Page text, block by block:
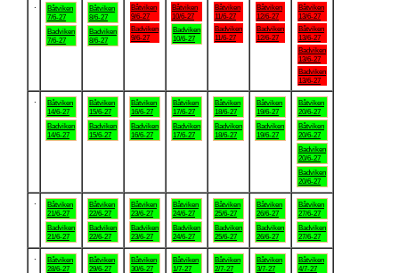
Båtviken
7/6-27
Badviken
7/6-27
Båtviken
8/6-27
Badviken
8/6-27
Båtviken
9/6-27
Badviken
9/6-27
Båtviken
10/6-27
Badviken
10/6-27
Båtviken
11/6-27
Badviken
11/6-27
Båtviken
12/6-27
Badviken
12/6-27
Båtviken
13/6-27
Båtviken
13/6-27
Badviken
13/6-27
Badviken
13/6-27
Båtviken
14/6-27
Badviken
14/6-27
Båtviken
15/6-27
Badviken
15/6-27
Båtviken
16/6-27
Badviken
16/6-27
Båtviken
17/6-27
Badviken
17/6-27
Båtviken
18/6-27
Badviken
18/6-27
Båtviken
19/6-27
Badviken
19/6-27
Båtviken
20/6-27
Båtviken
20/6-27
Badviken
20/6-27
Badviken
20/6-27
Båtviken
21/6-27
Badviken
21/6-27
Båtviken
22/6-27
Badviken
22/6-27
Båtviken
23/6-27
Badviken
23/6-27
Båtviken
24/6-27
Badviken
24/6-27
Båtviken
25/6-27
Badviken
25/6-27
Båtviken
26/6-27
Badviken
26/6-27
Båtviken
27/6-27
Badviken
27/6-27
Båtviken
28/6-27
Båtviken
29/6-27
Båtviken
30/6-27
Båtviken
1/7-27
Båtviken
2/7-27
Båtviken
3/7-27
Båtviken
4/7-27